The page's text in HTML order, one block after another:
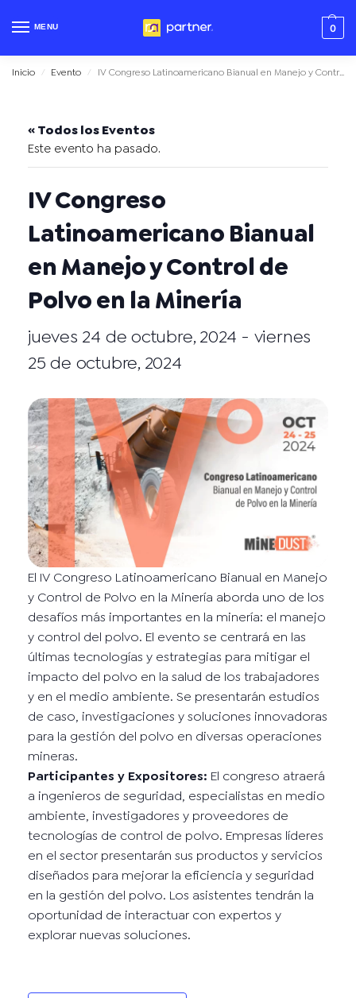
MENU 0
Inicio / Evento / IV Congreso Latinoamericano Bianual en Manejo y Control de Polvo en la Minería
« Todos los Eventos
Este evento ha pasado.
IV Congreso
Latinoamericano Bianual
en Manejo y Control de
Polvo en la Minería
jueves 24 de octubre, 2024 - viernes
25 de octubre, 2024
El IV Congreso Latinoamericano Bianual en Manejo
y Control de Polvo en la Minería aborda uno de los
desafíos más importantes en la minería: el manejo
y control del polvo. El evento se centrará en las
últimas tecnologías y estrategias para mitigar el
impacto del polvo en la salud de los trabajadores
y en el medio ambiente. Se presentarán estudios
de caso, investigaciones y soluciones innovadoras
para la gestión del polvo en diversas operaciones
mineras.
Participantes y Expositores: El congreso atraerá
a ingenieros de seguridad, especialistas en medio
ambiente, investigadores y proveedores de
tecnologías de control de polvo. Empresas líderes
en el sector presentarán sus productos y servicios
diseñados para mejorar la eficiencia y seguridad
en la gestión del polvo. Los asistentes tendrán la
oportunidad de interactuar con expertos y
explorar nuevas soluciones.